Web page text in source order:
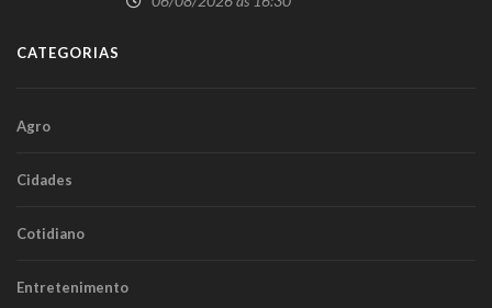
CATEGORIAS
Agro
Cidades
Cotidiano
Entretenimento